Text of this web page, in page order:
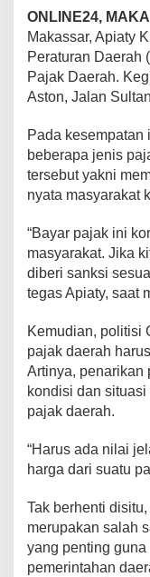
a
r
G
e
l
a
r
o
s
i
a
l
s
a
s
P
r
d
a
e
a
n
a
j
a
k
ONLINE24,
Makassar, Apiaty
Peraturan Daerah
Pajak Daerah.
Aston, Jalan
Pada kesempatan
beberapa jenis
tersebut yakni
nyata masyarakat
“Bayar pajak ini
masyarakat. Jika
diberi sanksi
tegas Apiaty, saat
Kemudian, politisi
pajak daerah
Artinya, penarikan
kondisi dan
pajak daerah.
“Harus ada nilai
harga dari suatu
Tak berhenti
merupakan salah
yang penting
pemerintahan